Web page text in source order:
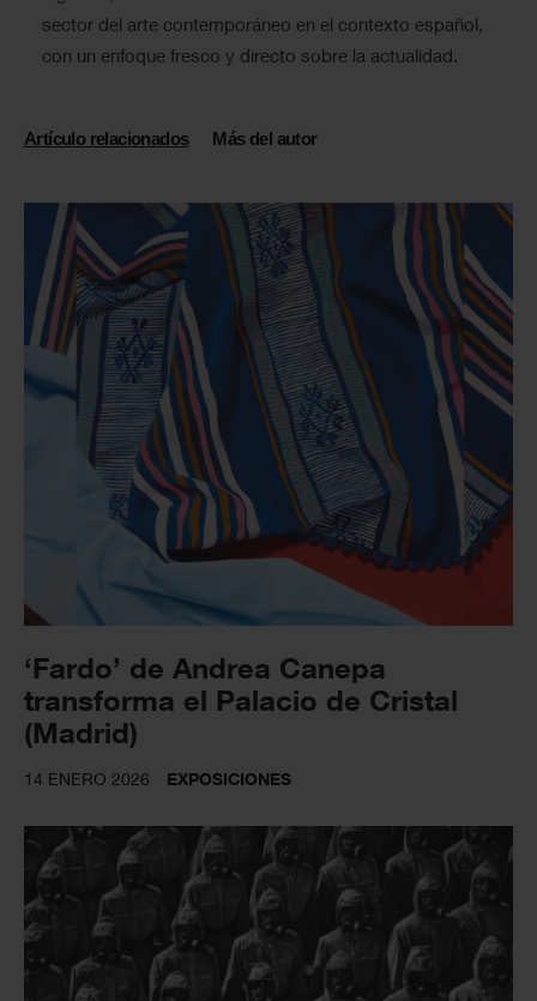
sector del arte contemporáneo en el contexto español,
con un enfoque fresco y directo sobre la actualidad.
Artículo relacionados Más del autor
‘Fardo’ de Andrea Canepa
transforma el Palacio de Cristal
(Madrid)
14 ENERO 2026 EXPOSICIONES